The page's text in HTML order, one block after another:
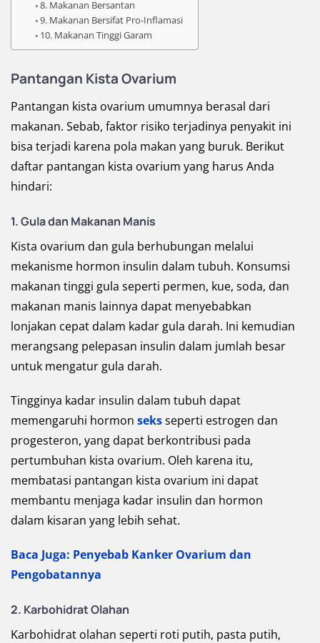
8. Makanan Bersantan
9. Makanan Bersifat Pro-Inflamasi
10. Makanan Tinggi Garam
Pantangan Kista Ovarium
Pantangan kista ovarium umumnya berasal dari
makanan. Sebab, faktor risiko terjadinya penyakit ini
bisa terjadi karena pola makan yang buruk. Berikut
daftar pantangan kista ovarium yang harus Anda
hindari:
1. Gula dan Makanan Manis
Kista ovarium dan gula berhubungan melalui
mekanisme hormon insulin dalam tubuh. Konsumsi
makanan tinggi gula seperti permen, kue, soda, dan
makanan manis lainnya dapat menyebabkan
lonjakan cepat dalam kadar gula darah. Ini kemudian
merangsang pelepasan insulin dalam jumlah besar
untuk mengatur gula darah.
Tingginya kadar insulin dalam tubuh dapat
memengaruhi hormon seksseperti estrogen dan
progesteron, yang dapat berkontribusi pada
pertumbuhan kista ovarium. Oleh karena itu,
membatasi pantangan kista ovarium ini dapat
membantu menjaga kadar insulin dan hormon
dalam kisaran yang lebih sehat.
Baca Juga: Penyebab Kanker Ovarium dan
Pengobatannya
2. Karbohidrat Olahan
Karbohidrat olahan seperti roti putih, pasta putih,